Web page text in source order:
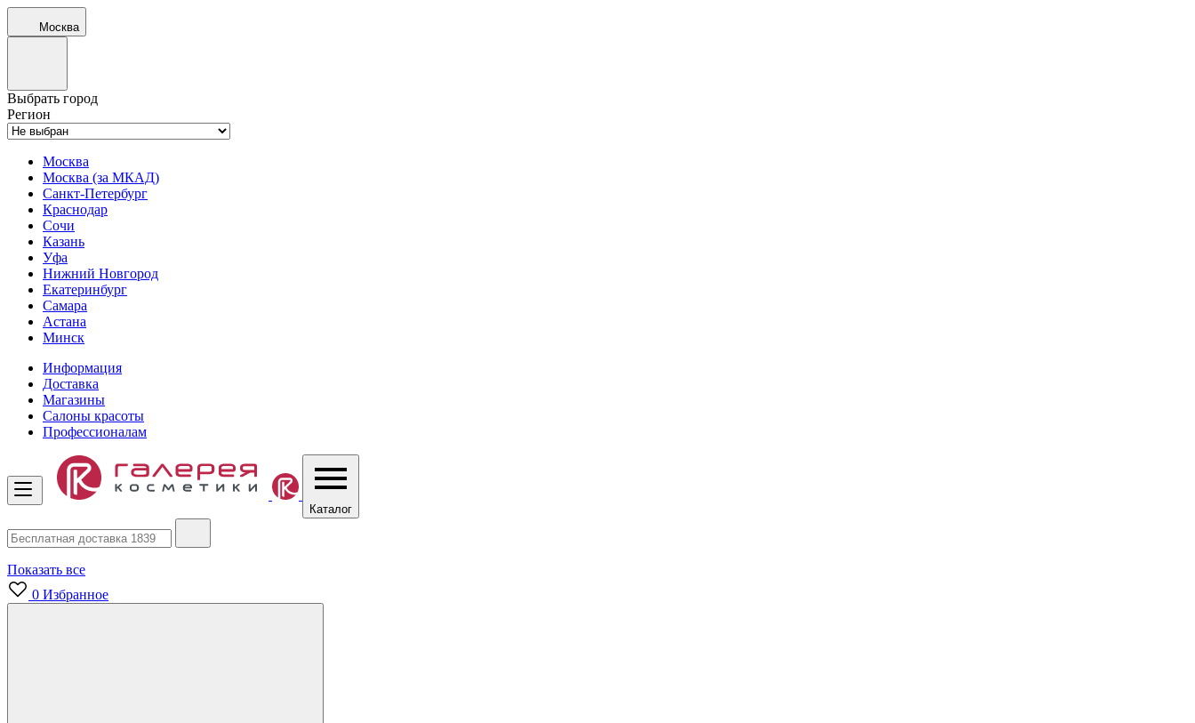
Москва
Выбрать город
Регион
Москва
Москва (за МКАД)
Санкт-Петербург
Краснодар
Сочи
Казань
Уфа
Нижний Новгород
Екатеринбург
Самара
Астана
Минск
Информация
Доставка
Магазины
Салоны красоты
Профессионалам
Каталог
Показать все
0 Избранное